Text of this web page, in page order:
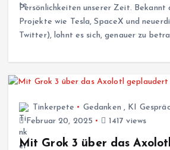
Persönlichkeiten unserer Zeit. Bekannt
Projekte wie Tesla, SpaceX und
Twitter), lohnt es sich, genauer zu
Tinkerpete Gedanken , KI
Februar 20, 2025
1417 views
Mit Grok 3 über das